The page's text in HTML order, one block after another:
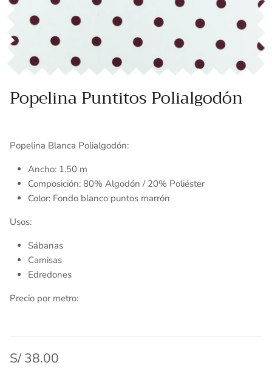
Toallas
Vinil adhesivo
Varios
Essenza - Darwin Arcos
Popelina Puntitos Polialgodón
Popelina Blanca Polialgodón:
Ancho: 1.50 m
Composición: 80% Algodón / 20% Poliéster
Color: Fondo blanco puntos marrón
Usos:
Sábanas
Camisas
Edredones
Precio por metro:
S/ 38.00